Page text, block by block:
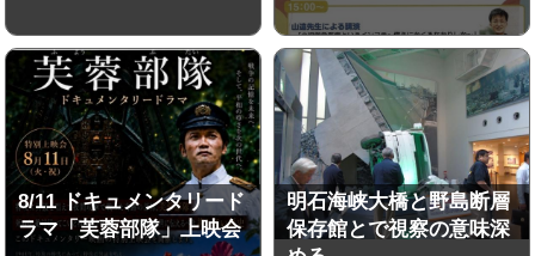
8/11 ドキュメンタリード
ラマ「芙蓉部隊」上映会
明石海峡大橋と野島断層
保存館とで視察の意味深